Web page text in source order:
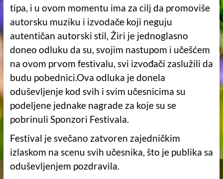
tipa, i u ovom momentu ima za cilj da promoviše
autorsku muziku i izvodače koji neguju
autentičan autorski stil, Žiri je jednoglasno
doneo odluku da su, svojim nastupom i učešćem
na ovom prvom festivalu, svi izvođači zaslužili da
budu pobednici.Ova odluka je donela
oduševljenje kod svih i svim učesnicima su
podeljene jednake nagrade za koje su se
pobrinuli Sponzori Festivala.
Festival je svečano zatvoren zajedničkim
izlaskom na scenu svih učesnika, što je publika sa
oduševljenjem pozdravila.